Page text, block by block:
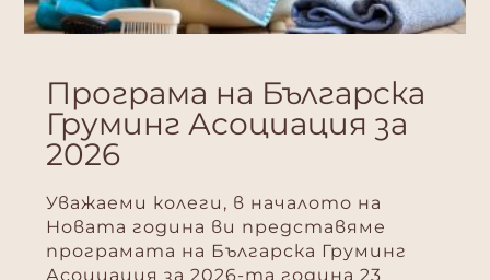
Програма на Българска
Груминг Асоциация за
2026
Уважаеми колеги, в началото на
Новата година ви представяме
програмата на Българска Груминг
Асоциация за 2026-та година 23